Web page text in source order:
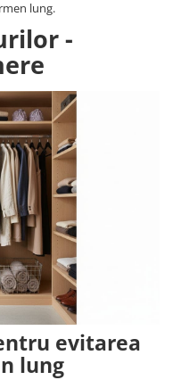
lung.
-
evitarea
lung